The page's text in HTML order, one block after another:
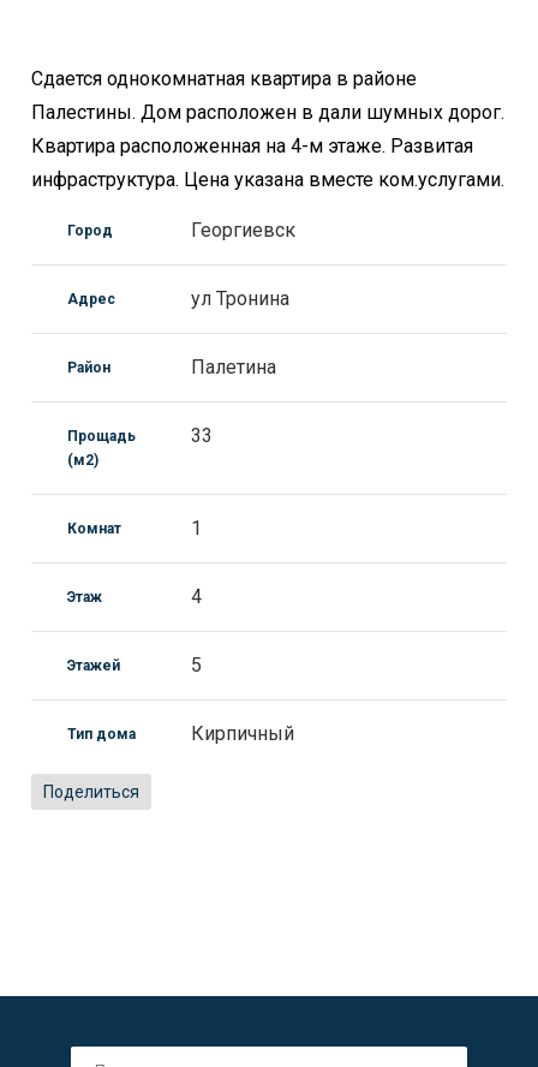
Сдается однокомнатная квартира в районе
Палестины. Дом расположен в дали шумных дорог.
Квартира расположенная на 4-м этаже. Развитая
инфраструктура. Цена указана вместе ком.услугами.
Город Георгиевск
Адрес ул Тронина
Район Палетина
Прощадь
(м2)
33
Комнат 1
Этаж 4
Этажей 5
Тип дома Кирпичный
Поделиться